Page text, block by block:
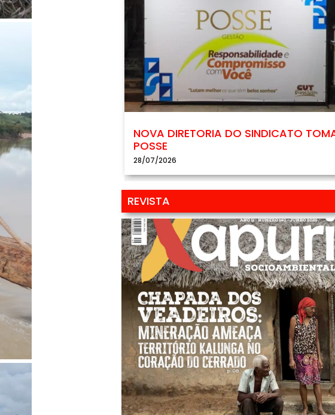
NOVA DIRETORIA DO SINDICATO
POSSE
28/07/2026
REVISTA